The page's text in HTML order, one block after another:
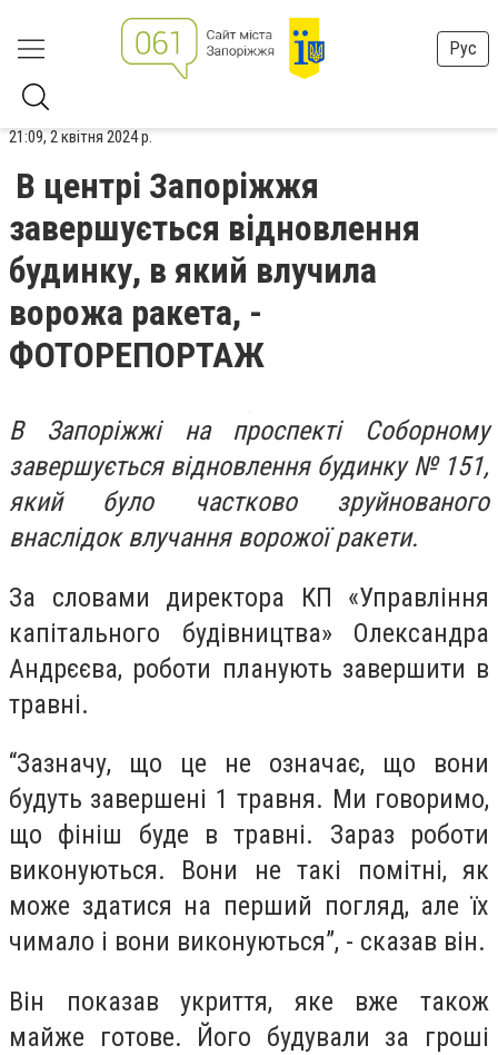
Рус
21:09, 2 квітня 2024 р.
В центрі Запоріжжя
завершується відновлення
будинку, в який влучила
ворожа ракета, -
ФОТОРЕПОРТАЖ
В Запоріжжі на проспекті Соборному
завершується відновлення будинку № 151,
який було частково зруйнованого
внаслідок влучання ворожої ракети.
За словами директора КП «Управління
капітального будівництва» Олександра
Андрєєва, роботи планують завершити в
травні.
“Зазначу, що це не означає, що вони
будуть завершені 1 травня. Ми говоримо,
що фініш буде в травні. Зараз роботи
виконуються. Вони не такі помітні, як
може здатися на перший погляд, але їх
чимало і вони виконуються”, - сказав він.
Він показав укриття, яке вже також
майже готове. Його будували за гроші